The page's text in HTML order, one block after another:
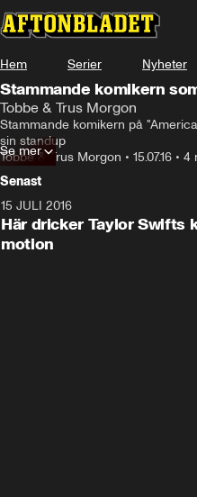
Hem Serier Nyheter
Stammande komikern
Tobbe & Trus Morgon
Stammande komikern på
sin standup
Tobbe & Trus Morgon • 15.07.16 • 4
Se mer
Senast
15 JULI 2016
Här dricker Taylor Swifts
motion